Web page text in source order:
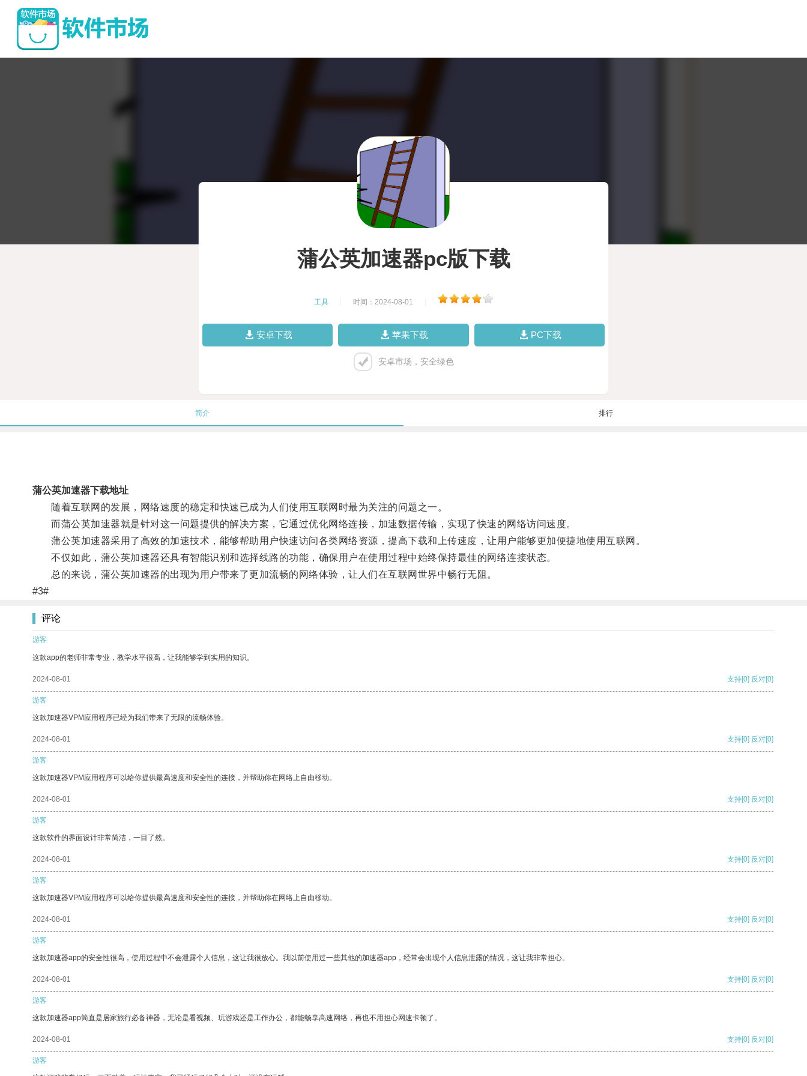
蒲公英加速器pc版下载
工具 时间：2024-08-01
安卓下载 苹果下载 PC下载
安卓市场，安全绿色
简介 排行
蒲公英加速器下载地址
随着互联网的发展，网络速度的稳定和快速已成为人们使用互联网时最为关注的问题之一。
而蒲公英加速器就是针对这一问题提供的解决方案，它通过优化网络连接，加速数据传输，实现了快速的网络访问速度。
蒲公英加速器采用了高效的加速技术，能够帮助用户快速访问各类网络资源，提高下载和上传速度，让用户能够更加便捷地使用互联网。
不仅如此，蒲公英加速器还具有智能识别和选择线路的功能，确保用户在使用过程中始终保持最佳的网络连接状态。
总的来说，蒲公英加速器的出现为用户带来了更加流畅的网络体验，让人们在互联网世界中畅行无阻。
#3#
评论
游客
这款app的老师非常专业，教学水平很高，让我能够学到实用的知识。
2024-08-01 支持[0] 反对[0]
游客
这款加速器VPM应用程序已经为我们带来了无限的流畅体验。
2024-08-01 支持[0] 反对[0]
游客
这款加速器VPM应用程序可以给你提供最高速度和安全性的连接，并帮助你在网络上自由移动。
2024-08-01 支持[0] 反对[0]
游客
这款软件的界面设计非常简洁，一目了然。
2024-08-01 支持[0] 反对[0]
游客
这款加速器VPM应用程序可以给你提供最高速度和安全性的连接，并帮助你在网络上自由移动。
2024-08-01 支持[0] 反对[0]
游客
这款加速器app的安全性很高，使用过程中不会泄露个人信息，这让我很放心。我以前使用过一些其他的加速器app，经常会出现个人信息泄露的情况，这让我非常担心。
2024-08-01 支持[0] 反对[0]
游客
这款加速器app简直是居家旅行必备神器，无论是看视频、玩游戏还是工作办公，都能畅享高速网络，再也不用担心网速卡顿了。
2024-08-01 支持[0] 反对[0]
游客